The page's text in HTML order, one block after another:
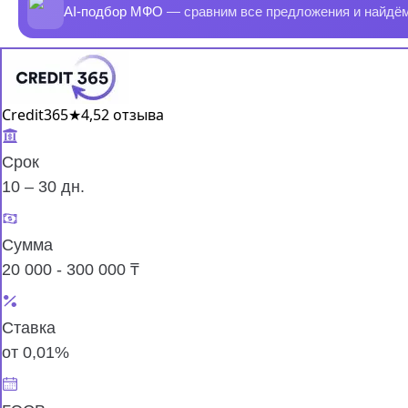
AI-подбор МФО — сравним все предложения и
Credit365★4,52 отзыва
Срок
10 – 30 дн.
Сумма
20 000 - 300 000 ₸
Ставка
от 0,01%